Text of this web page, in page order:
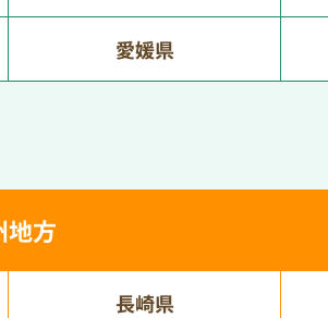
愛媛県
地方
長崎県